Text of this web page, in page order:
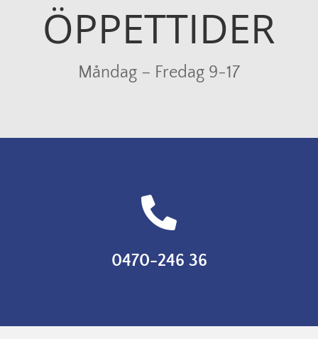
ÖPPETTIDER
Måndag – Fredag 9-17

0470-246 36